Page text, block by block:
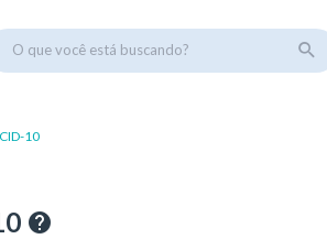
O que você está buscando?
CID-10